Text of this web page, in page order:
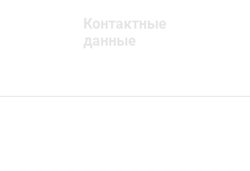
Контактные
данные